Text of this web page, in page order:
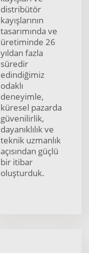
distribütör
kayışlarının
tasarımında ve
üretiminde 26
yıldan fazla
süredir
edindiğimiz
odaklı
deneyimle,
küresel pazarda
güvenilirlik,
dayanıklılık ve
teknik uzmanlık
açısından güçlü
bir itibar
oluşturduk.